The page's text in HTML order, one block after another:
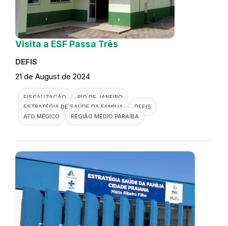
Visita a ESF Passa Três
DEFIS
21 de August de 2024
FISCALIZAÇÃO
RIO DE JANEIRO
ESTRATÉGIA DE SAÚDE DA FAMÍLIA
DEFIS
ATO MÉDICO
REGIÃO MÉDIO PARAÍBA